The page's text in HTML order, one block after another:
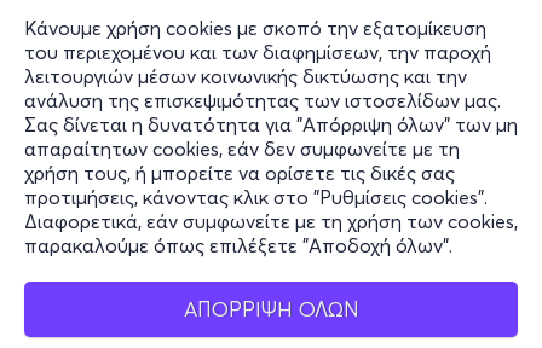
Κάνουμε χρήση cookies με σκοπό την εξατομίκευση
του περιεχομένου και των διαφημίσεων, την παροχή
λειτουργιών μέσων κοινωνικής δικτύωσης και την
ανάλυση της επισκεψιμότητας των ιστοσελίδων μας.
Σας δίνεται η δυνατότητα για "Απόρριψη όλων" των μη
απαραίτητων cookies, εάν δεν συμφωνείτε με τη
χρήση τους, ή μπορείτε να ορίσετε τις δικές σας
προτιμήσεις, κάνοντας κλικ στο "Ρυθμίσεις cookies".
Διαφορετικά, εάν συμφωνείτε με τη χρήση των cookies,
παρακαλούμε όπως επιλέξετε "Αποδοχή όλων".
ΑΠΟΡΡΙΨΗ ΟΛΩΝ
💅 Hair Salon, Glitter Bar, Ink Lab & Facepainting.
gold, be Glam, be You. Λάμψε, πειραματίσου και γίνε η
πιο fun version του εαυτού σου, με glitter, χρώμα και full
retro διάθεση!
📚Star Comics Corner και Postersμε Asterix, Λούκυ
Λουκ και αγαπημένους ήρωες που μεγάλωσαν γενιές.
Κάποιοι από εσάς θα σταματήσουν εδώ περισσότερο
απ' όσο παραδέχονται.
________________________________________